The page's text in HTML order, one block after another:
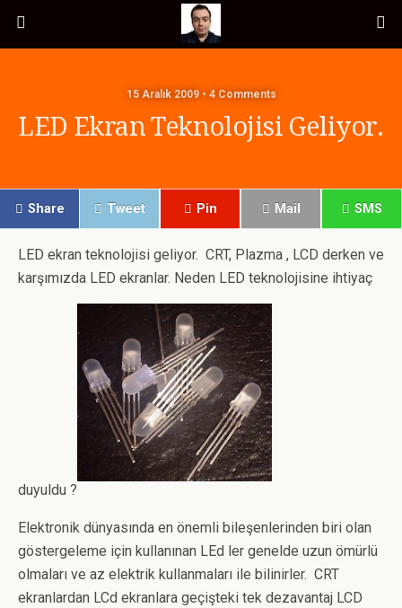
15 Aralık 2009 • 4 Comments
LED Ekran Teknolojisi Geliyor.
Share Tweet Pin Mail SMS
LED ekran teknolojisi geliyor. CRT, Plazma , LCD derken ve
karşımızda LED ekranlar. Neden LED teknolojisine ihtiyaç
duyuldu ?
Elektronik dünyasında en önemli bileşenlerinden biri olan
göstergeleme için kullanınan LEd ler genelde uzun ömürlü
olmaları ve az elektrik kullanmaları ile bilinirler. CRT
ekranlardan LCd ekranlara geçişteki tek dezavantaj LCD